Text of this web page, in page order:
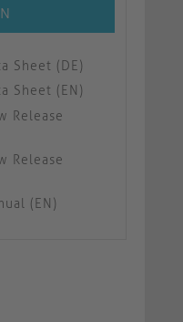
Sheet (DE)
Sheet (EN)
Release
Release
(EN)